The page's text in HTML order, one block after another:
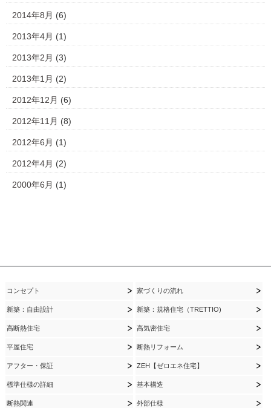
2014年8月 (6)
2013年4月 (1)
2013年2月 (3)
2013年1月 (2)
2012年12月 (6)
2012年11月 (8)
2012年6月 (1)
2012年4月 (2)
2000年6月 (1)
コンセプト 家づくりの流れ
新築：自由設計 新築：規格住宅（TRETTIO)
高断熱住宅 高気密住宅
平屋住宅 断熱リフォーム
アフター・保証 ZEH【ゼロエネ住宅】
標準仕様の詳細 基本構造
断熱関連 外部仕様